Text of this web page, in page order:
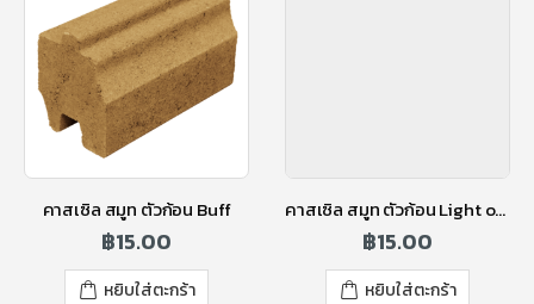
คาสเซิล สมูท ตัวก้อน Buff
฿15.00
หยิบใส่ตะกร้า
คาสเซิล สมูท ตัวก้อน Light oak
฿15.00
หยิบใส่ตะกร้า